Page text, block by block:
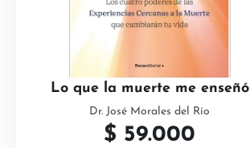
Lo que la muerte me enseñó
Dr. José Morales del Río
$ 59.000